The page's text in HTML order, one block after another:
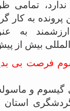
ندارد، تمامی
پرونده به کار
به
بیش از
فرصت بی
گیسوم و
استان